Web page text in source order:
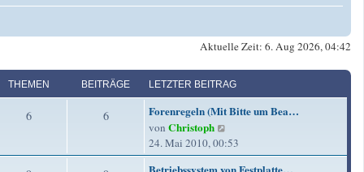
Aktuelle Zeit: 6. Aug 2026, 04:42
THEMEN BEITRÄGE LETZTER BEITRAG
6T
6B
L
e
t
z
t
Forenregeln (Mit Bitte um Bea…
von Christoph
e
u
24. Mai 2010, 00:53
L